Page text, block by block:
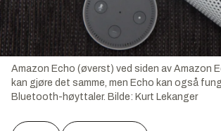
Amazon Echo (øverst) ved siden av Amazon
kan gjøre det samme, men Echo kan også
Bluetooth-høyttaler. Bilde: Kurt Lekanger